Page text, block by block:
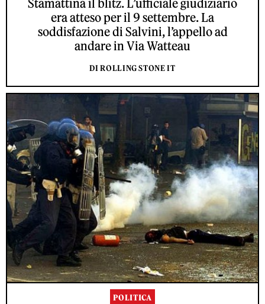
Stamattina il blitz. L’ufficiale giudiziario
era atteso per il 9 settembre. La
soddisfazione di Salvini, l’appello ad
andare in Via Watteau
DI ROLLING STONE IT
POLITICA